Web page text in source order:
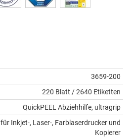
3659-200
220 Blatt / 2640 Etiketten
QuickPEEL Abziehhilfe, ultragrip
für Inkjet-, Laser-, Farblaserdrucker und
Kopierer